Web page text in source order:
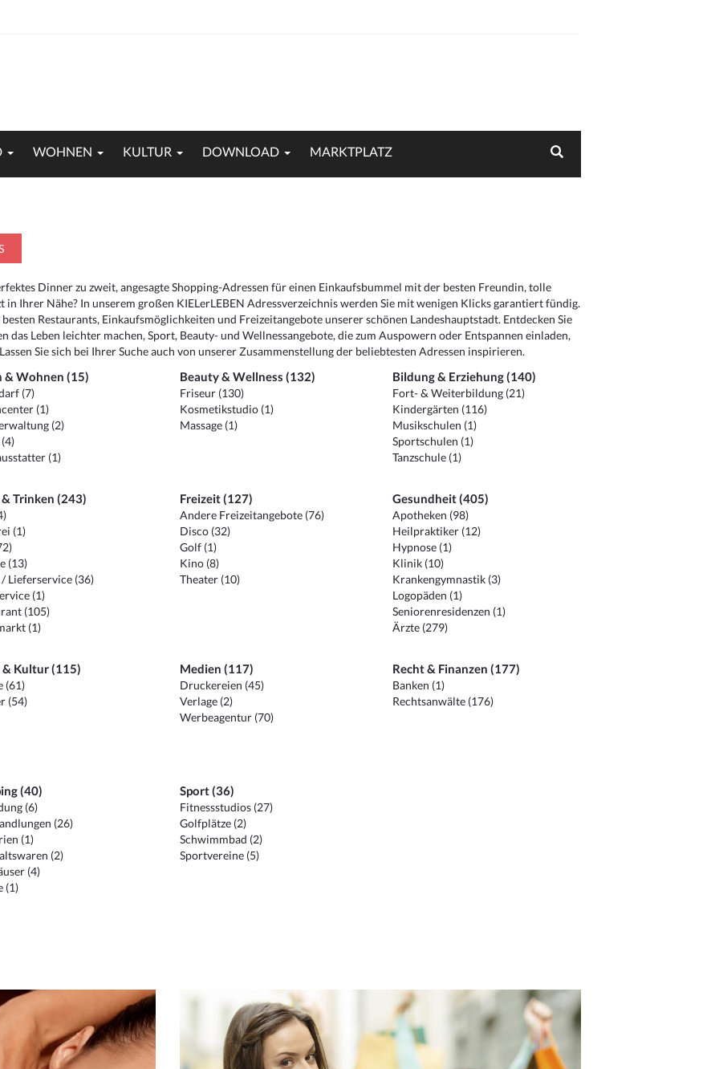
WOHNEN KULTUR DOWNLOAD MARKTPLATZ
Dinner zu zweit, angesagte Shopping-Adressen für einen Einkaufsbummel mit der besten Freundin, tolle
Ihrer Nähe? In unserem großen KIELerLEBEN Adressverzeichnis werden Sie mit wenigen Klicks garantiert fündig.
Restaurants, Einkaufsmöglichkeiten und Freizeitangebote unserer schönen Landeshauptstadt. Entdecken Sie
Leben leichter machen, Sport, Beauty- und Wellnessangebote, die zum Auspowern oder Entspannen einladen,
Sie sich bei Ihrer Suche auch von unserer Zusammenstellung der beliebtesten Adressen inspirieren.
& Wohnen (15)
(7)
(1)
(2)
(1)
Beauty & Wellness (132)
Friseur (130)
Kosmetikstudio (1)
Massage (1)
Bildung & Erziehung (140)
Fort- & Weiterbildung (21)
Kindergärten (116)
Musikschulen (1)
Sportschulen (1)
Tanzschule (1)
& Trinken (243)
(1)
(13)
Lieferservice (36)
(1)
(105)
(1)
Freizeit (127)
Andere Freizeitangebote (76)
Disco (32)
Golf (1)
Kino (8)
Theater (10)
Gesundheit (405)
Apotheken (98)
Heilpraktiker (12)
Hypnose (1)
Klinik (10)
Krankengymnastik (3)
Logopäden (1)
Seniorenresidenzen (1)
Ärzte (279)
& Kultur (115)
(61)
(54)
Medien (117)
Druckereien (45)
Verlage (2)
Werbeagentur (70)
Recht & Finanzen (177)
Banken (1)
Rechtsanwälte (176)
(40)
(6)
(26)
(1)
(2)
(4)
(1)
Sport (36)
Fitnessstudios (27)
Golfplätze (2)
Schwimmbad (2)
Sportvereine (5)